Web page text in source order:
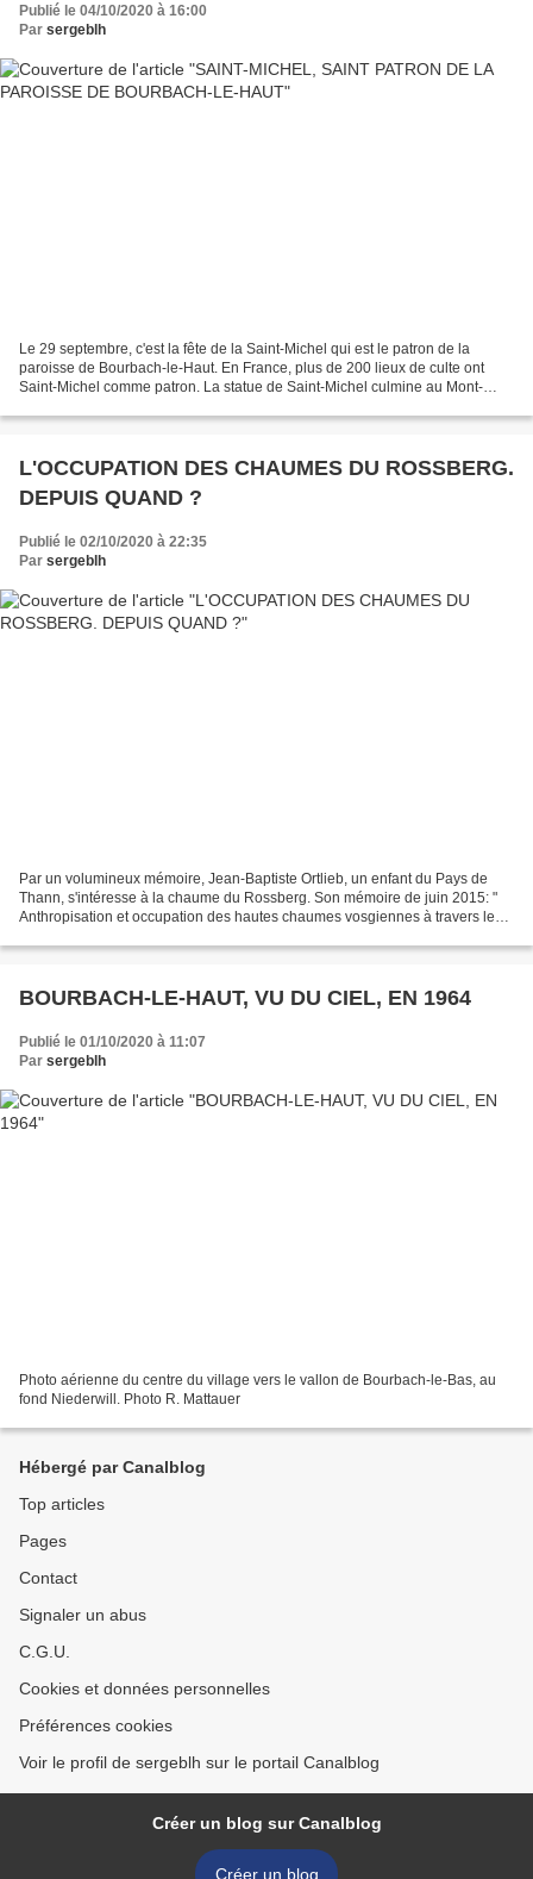
Publié le 04/10/2020 à 16:00
Par sergeblh
Le 29 septembre, c'est la fête de la Saint-Michel qui est le patron de la
paroisse de Bourbach-le-Haut. En France, plus de 200 lieux de culte ont
Saint-Michel comme patron. La statue de Saint-Michel culmine au Mont-
L'OCCUPATION DES CHAUMES DU ROSSBERG.
DEPUIS QUAND ?
Publié le 02/10/2020 à 22:35
Par sergeblh
Par un volumineux mémoire, Jean-Baptiste Ortlieb, un enfant du Pays de
Thann, s'intéresse à la chaume du Rossberg. Son mémoire de juin 2015: "
Anthropisation et occupation des hautes chaumes vosgiennes à travers le
BOURBACH-LE-HAUT, VU DU CIEL, EN 1964
Publié le 01/10/2020 à 11:07
Par sergeblh
Photo aérienne du centre du village vers le vallon de Bourbach-le-Bas, au
fond Niederwill. Photo R. Mattauer
Hébergé par Canalblog
Top articles
Pages
Contact
Signaler un abus
C.G.U.
Cookies et données personnelles
Préférences cookies
Voir le profil de sergeblh sur le portail Canalblog
Créer un blog sur Canalblog
Créer un blog